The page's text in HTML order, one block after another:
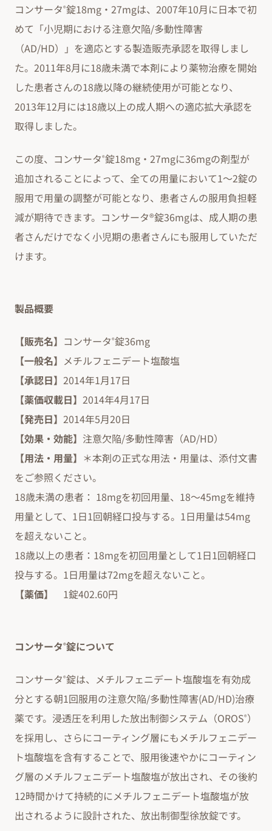
コンサータ®錠18mg・27mgは、2007年10月に日本で初
めて「小児期における注意欠陥/多動性障害
（AD/HD）」を適応とする製造販売承認を取得しまし
た。2011年8月に18歳未満で本剤により薬物治療を開始
した患者さんの18歳以降の継続使用が可能となり、
2013年12月には18歳以上の成人期への適応拡大承認を
取得しました。
この度、コンサータ®錠18mg・27mgに36mgの剤型が
追加されることによって、全ての用量において1～2錠の
服用で用量の調整が可能となり、患者さんの服用負担軽
減が期待できます。コンサータ®錠36mgは、成人期の患
者さんだけでなく小児期の患者さんにも服用していただ
けます。
製品概要
【販売名】 コンサータ®錠36mg
【一般名】 メチルフェニデート塩酸塩
【承認日】 2014年1月17日
【薬価収載日】 2014年4月17日
【発売日】 2014年5月20日
【効果・効能】 注意欠陥/多動性障害（AD/HD）
【用法・用量】 ＊本剤の正式な用法・用量は、添付文書
をご参照ください。
18歳未満の患者： 18mgを初回用量、18～45mgを維持
用量として、1日1回朝経口投与する。1日用量は54mg
を超えないこと。
18歳以上の患者：18mgを初回用量として1日1回朝経口
投与する。1日用量は72mgを超えないこと。
【薬価】 1錠402.60円
コンサータ®錠について
コンサータ®錠は、メチルフェニデート塩酸塩を有効成
分とする朝1回服用の注意欠陥/多動性障害(AD/HD)治療
薬です。浸透圧を利用した放出制御システム（OROS®）
を採用し、さらにコーティング層にもメチルフェニデー
ト塩酸塩を含有することで、服用後速やかにコーティン
グ層のメチルフェニデート塩酸塩が放出され、その後約
12時間かけて持続的にメチルフェニデート塩酸塩が放
出されるように設計された、放出制御型徐放錠です。